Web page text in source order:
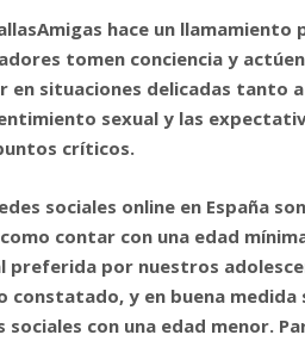
hace un
tomen conciencia y
en situaciones delicadas tanto
sexual y las
críticos.
sociales online en España
contar con una edad
preferida por nuestros
constatado, y en buena
sociales con una edad menor.